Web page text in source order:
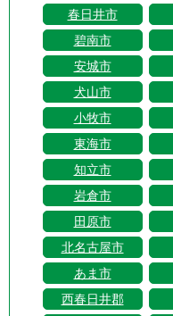
春日井市
碧南市
安城市
犬山市
小牧市
東海市
知立市
岩倉市
田原市
北名古屋市
あま市
西春日井郡